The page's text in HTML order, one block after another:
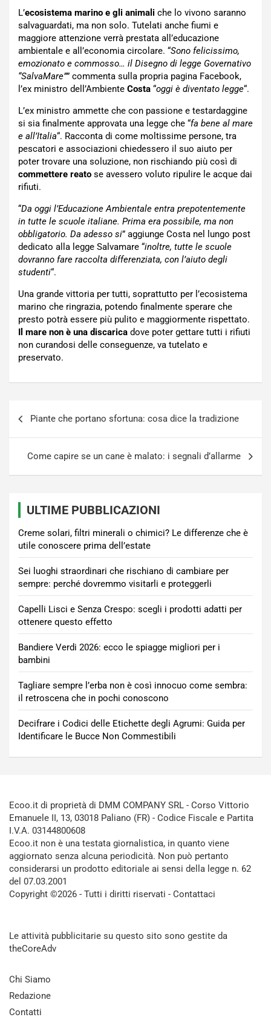
L’ecosistema marino e gli animali che lo vivono saranno
salvaguardati, ma non solo. Tutelati anche fiumi e
maggiore attenzione verrà prestata all’educazione
ambientale e all’economia circolare. “Sono felicissimo,
emozionato e commosso… il Disegno di legge Governativo
“SalvaMare”” commenta sulla propria pagina Facebook,
l’ex ministro dell’Ambiente Costa “oggi è diventato legge“.
L’ex ministro ammette che con passione e testardaggine
si sia finalmente approvata una legge che “fa bene al mare
e all’Italia“. Racconta di come moltissime persone, tra
pescatori e associazioni chiedessero il suo aiuto per
poter trovare una soluzione, non rischiando più così di
commettere reato se avessero voluto ripulire le acque dai
rifiuti.
“Da oggi l’Educazione Ambientale entra prepotentemente
in tutte le scuole italiane. Prima era possibile, ma non
obbligatorio. Da adesso si” aggiunge Costa nel lungo post
dedicato alla legge Salvamare “inoltre, tutte le scuole
dovranno fare raccolta differenziata, con l’aiuto degli
studenti“.
Una grande vittoria per tutti, soprattutto per l’ecosistema
marino che ringrazia, potendo finalmente sperare che
presto potrà essere più pulito e maggiormente rispettato.
Il mare non è una discarica dove poter gettare tutti i rifiuti
non curandosi delle conseguenze, va tutelato e
preservato.
Piante che portano sfortuna: cosa dice la tradizione
Come capire se un cane è malato: i segnali d’allarme
ULTIME PUBBLICAZIONI
Creme solari, filtri minerali o chimici? Le differenze che è
utile conoscere prima dell’estate
Sei luoghi straordinari che rischiano di cambiare per
sempre: perché dovremmo visitarli e proteggerli
Capelli Lisci e Senza Crespo: scegli i prodotti adatti per
ottenere questo effetto
Bandiere Verdi 2026: ecco le spiagge migliori per i
bambini
Tagliare sempre l’erba non è così innocuo come sembra:
il retroscena che in pochi conoscono
Decifrare i Codici delle Etichette degli Agrumi: Guida per
Identificare le Bucce Non Commestibili
Ecoo.it di proprietà di DMM COMPANY SRL - Corso Vittorio
Emanuele II, 13, 03018 Paliano (FR) - Codice Fiscale e Partita
I.V.A. 03144800608
Ecoo.it non è una testata giornalistica, in quanto viene
aggiornato senza alcuna periodicità. Non può pertanto
considerarsi un prodotto editoriale ai sensi della legge n. 62
del 07.03.2001
Copyright ©2026 - Tutti i diritti riservati - Contattaci
Le attività pubblicitarie su questo sito sono gestite da
theCoreAdv
Chi Siamo
Redazione
Contatti